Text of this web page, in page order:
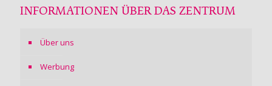
INFORMATIONEN ÜBER DAS ZENTRUM
Über uns
Werbung